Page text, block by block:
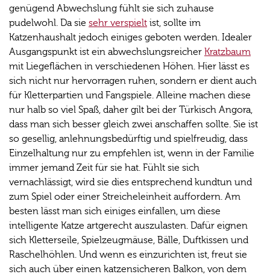
genügend Abwechslung fühlt sie sich zuhause
pudelwohl. Da sie sehr verspielt ist, sollte im
Katzenhaushalt jedoch einiges geboten werden. Idealer
Ausgangspunkt ist ein abwechslungsreicher Kratzbaum
mit Liegeflächen in verschiedenen Höhen. Hier lässt es
sich nicht nur hervorragen ruhen, sondern er dient auch
für Kletterpartien und Fangspiele. Alleine machen diese
nur halb so viel Spaß, daher gilt bei der Türkisch Angora,
dass man sich besser gleich zwei anschaffen sollte. Sie ist
so gesellig, anlehnungsbedürftig und spielfreudig, dass
Einzelhaltung nur zu empfehlen ist, wenn in der Familie
immer jemand Zeit für sie hat. Fühlt sie sich
vernachlässigt, wird sie dies entsprechend kundtun und
zum Spiel oder einer Streicheleinheit auffordern. Am
besten lässt man sich einiges einfallen, um diese
intelligente Katze artgerecht auszulasten. Dafür eignen
sich Kletterseile, Spielzeugmäuse, Bälle, Duftkissen und
Raschelhöhlen. Und wenn es einzurichten ist, freut sie
sich auch über einen katzensicheren Balkon, von dem